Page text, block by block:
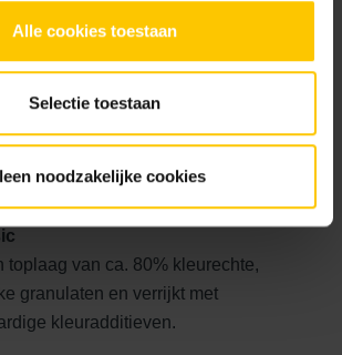
Alle cookies toestaan
Selectie toestaan
noodzakelijke cookies
toplaag van fijne materialen.
kleurpigment (behalve in grijs).
toplaag van ca. 80% kleurechte,
granulaten en verrijkt met
kleuradditieven.